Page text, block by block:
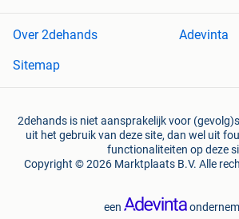
Over 2dehands
Adevinta
Sitemap
2dehands is niet aansprakelijk voor
uit het gebruik van deze site, dan wel uit
functionaliteiten op deze
Copyright © 2026 Marktplaats B.V. Alle
een